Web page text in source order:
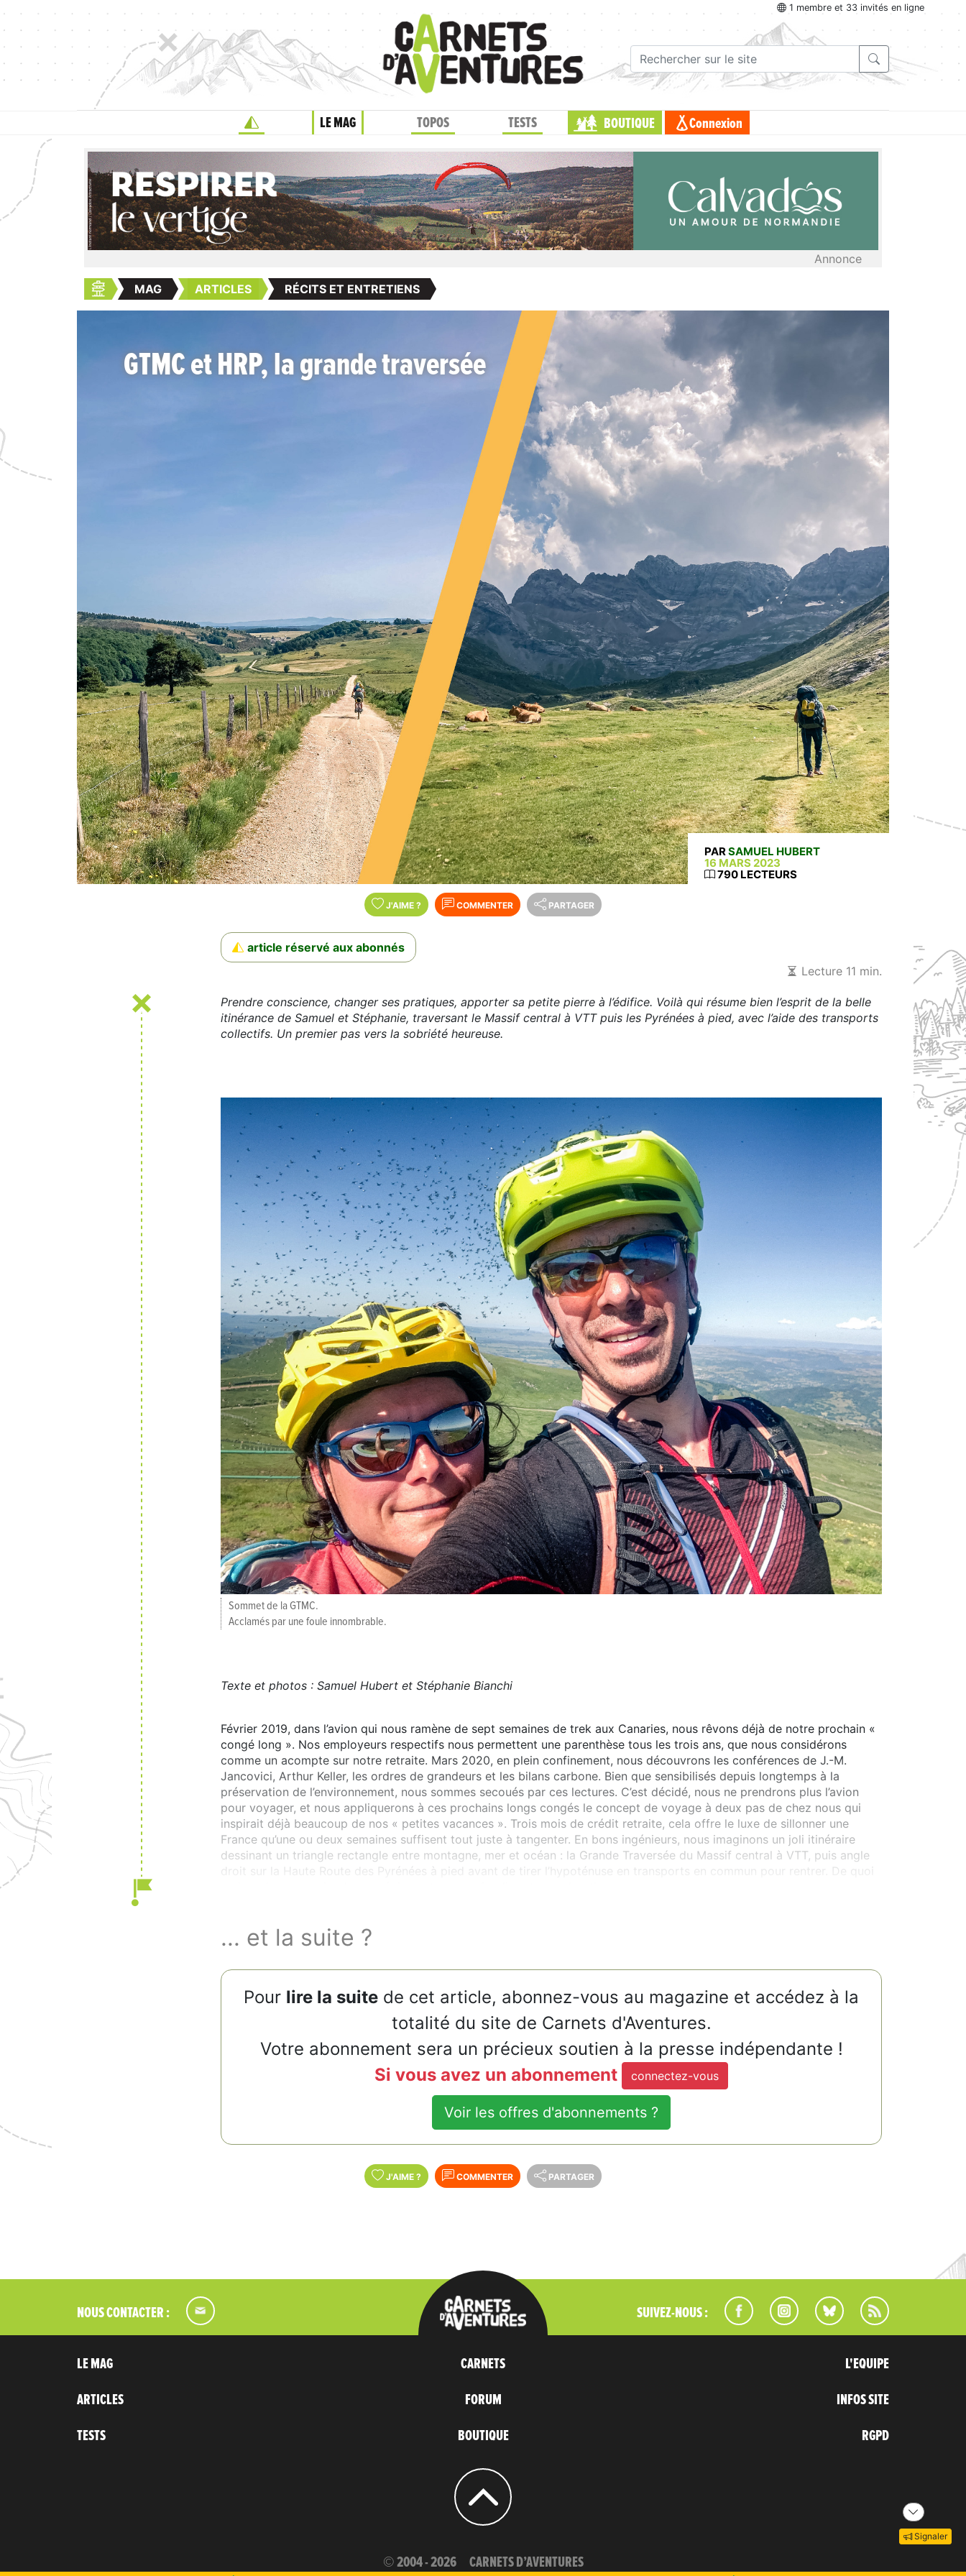
1 membre et 33 invités en ligne
LE MAG TOPOS TESTS BOUTIQUE Connexion
Annonce
MAG ARTICLES RÉCITS ET ENTRETIENS
GTMC et HRP, la grande traversée
PARSAMUEL HUBERT
16 MARS 2023
790 LECTEURS
J'AIME ? COMMENTER PARTAGER
article réservé aux abonnés
Lecture 11 min.
Prendre conscience, changer ses pratiques, apporter sa petite pierre à l’édifice. Voilà qui résume bien l’esprit de la belle
itinérance de Samuel et Stéphanie, traversant le Massif central à VTT puis les Pyrénées à pied, avec l’aide des transports
collectifs. Un premier pas vers la sobriété heureuse.
Sommet de la GTMC.
Acclamés par une foule innombrable.
Texte et photos : Samuel Hubert et Stéphanie Bianchi
Février 2019, dans l’avion qui nous ramène de sept semaines de trek aux Canaries, nous rêvons déjà de notre prochain «
congé long ». Nos employeurs respectifs nous permettent une parenthèse tous les trois ans, que nous considérons
comme un acompte sur notre retraite. Mars 2020, en plein confinement, nous découvrons les conférences de J.-M.
Jancovici, Arthur Keller, les ordres de grandeurs et les bilans carbone. Bien que sensibilisés depuis longtemps à la
préservation de l’environnement, nous sommes secoués par ces lectures. C’est décidé, nous ne prendrons plus l’avion
pour voyager, et nous appliquerons à ces prochains longs congés le concept de voyage à deux pas de chez nous qui
inspirait déjà beaucoup de nos « petites vacances ». Trois mois de crédit retraite, cela offre le luxe de sillonner une
France qu’une ou deux semaines suffisent tout juste à tangenter. En bons ingénieurs, nous imaginons un joli itinéraire
dessinant un triangle rectangle entre montagne, mer et océan : la Grande Traversée du Massif central à VTT, puis angle
droit sur la Haute Route des Pyrénées à pied avant de tirer l’hypoténuse en transports en commun pour rentrer. De quoi
... et la suite ?
Pour lire la suite de cet article, abonnez-vous au magazine et accédez à la
totalité du site de Carnets d'Aventures.
Votre abonnement sera un précieux soutien à la presse indépendante !
Si vous avez un abonnement
connectez-vous
Voir les offres d'abonnements ?
J'AIME ? COMMENTER PARTAGER
Signaler
NOUS CONTACTER : SUIVEZ-NOUS :
LE MAG
ARTICLES
TESTS
CARNETS
FORUM
BOUTIQUE
L'EQUIPE
INFOS SITE
RGPD
© 2004 - 2026 CARNETS D’AVENTURES